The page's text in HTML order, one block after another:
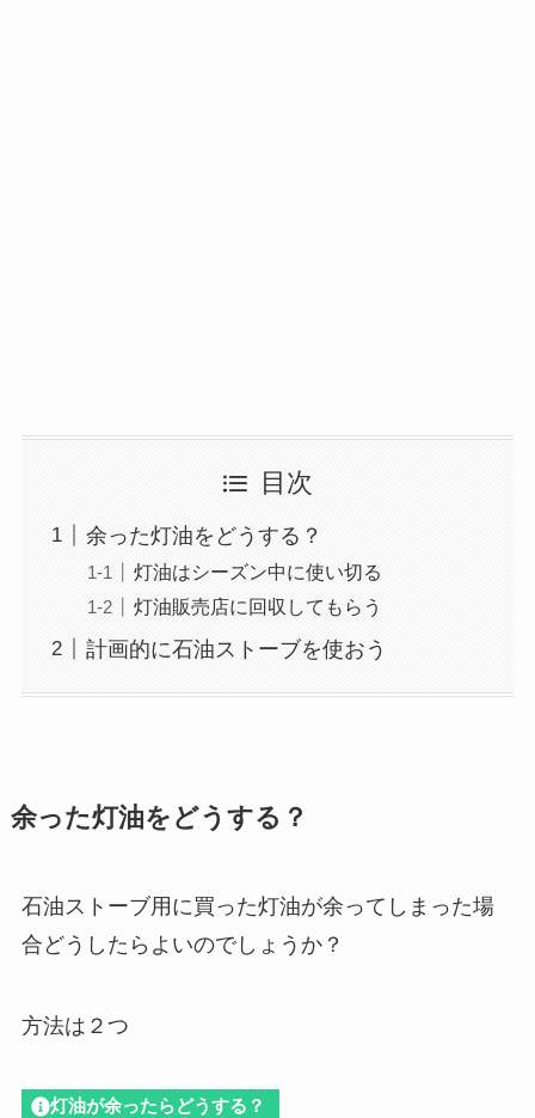
目次
余った灯油をどうする？
灯油はシーズン中に使い切る
灯油販売店に回収してもらう
計画的に石油ストーブを使おう
余った灯油をどうする？
石油ストーブ用に買った灯油が余ってしまった場
合どうしたらよいのでしょうか？
方法は２つ
灯油が余ったらどうする？